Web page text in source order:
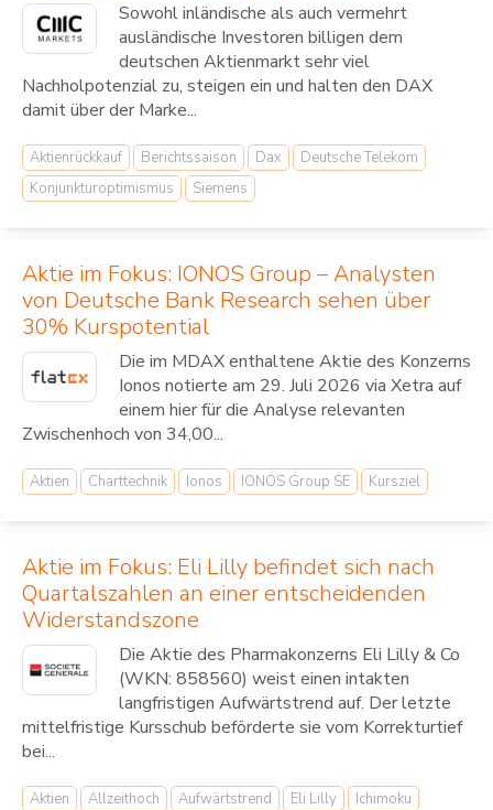
Sowohl inländische als auch vermehrt
ausländische Investoren billigen dem
deutschen Aktienmarkt sehr viel
Nachholpotenzial zu, steigen ein und halten den DAX
damit über der Marke...
Aktienrückkauf Berichtssaison Dax
Deutsche Telekom
Konjunkturoptimismus
Siemens
Aktie im Fokus: IONOS Group – Analysten
von Deutsche Bank Research sehen über
30% Kurspotential
Die im MDAX enthaltene Aktie des Konzerns
Ionos notierte am 29. Juli 2026 via Xetra auf
einem hier für die Analyse relevanten
Zwischenhoch von 34,00...
Aktien Charttechnik Ionos IONOS Group SE Kursziel
Aktie im Fokus: Eli Lilly befindet sich nach
Quartalszahlen an einer entscheidenden
Widerstandszone
Die Aktie des Pharmakonzerns Eli Lilly & Co
(WKN: 858560) weist einen intakten
langfristigen Aufwärtstrend auf. Der letzte
mittelfristige Kursschub beförderte sie vom Korrekturtief
bei...
Aktien Allzeithoch Aufwärtstrend Eli Lilly
Ichimoku